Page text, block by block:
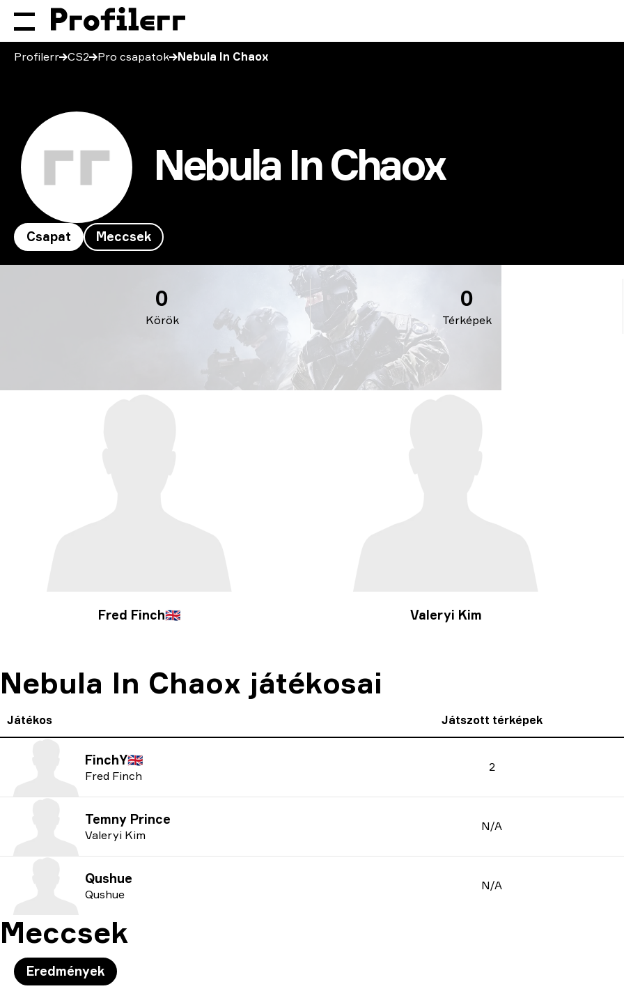
Profilerr CS2 Pro csapatok Nebula In Chaox
Nebula In Chaox
Csapat Meccsek
Körök
0
Térképek
0
Fred Finch🇬🇧 Valeryi Kim
Nebula In Chaox játékosai
Játékos Játszott térképek
FinchY🇬🇧
Fred Finch
2
Temny Prince
Valeryi Kim
N/A
Qushue
Qushue
N/A
Meccsek
Eredmények